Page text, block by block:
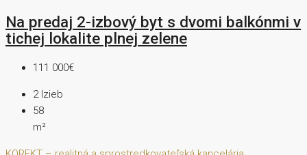
Na predaj 2-izbový byt s dvomi balkónmi v
tichej lokalite plnej zelene
111 000€
2 Izieb
58
m²